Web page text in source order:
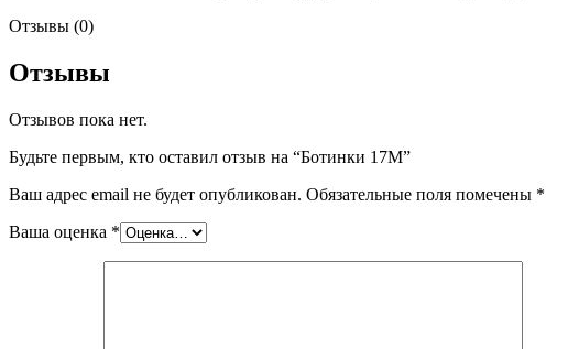
Отзывы (0)
Отзывы
Отзывов пока нет.
Будьте первым, кто оставил отзыв на “Ботинки 17М”
Ваш адрес email не будет опубликован. Обязательные поля помечены *
Ваша оценка *